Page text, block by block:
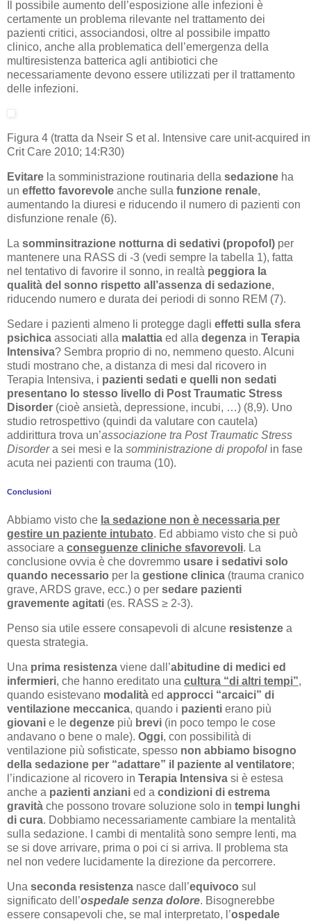
Il possibile aumento dell’esposizione alle infezioni è
certamente un problema rilevante nel trattamento dei
pazienti critici, associandosi, oltre al possibile impatto
clinico, anche alla problematica dell’emergenza della
multiresistenza batterica agli antibiotici che
necessariamente devono essere utilizzati per il trattamento
delle infezioni.
Figura 4 (tratta da Nseir S et al. Intensive care unit-acquired
Crit Care 2010; 14:R30)
Evitare la somministrazione routinaria della sedazione ha
un effetto favorevole anche sulla funzione renale,
aumentando la diuresi e riducendo il numero di pazienti con
disfunzione renale (6).
La somminsitrazione notturna di sedativi (propofol) per
mantenere una RASS di -3 (vedi sempre la tabella 1), fatta
nel tentativo di favorire il sonno, in realtà peggiora la
qualità del sonno rispetto all’assenza di sedazione,
riducendo numero e durata dei periodi di sonno REM (7).
Sedare i pazienti almeno li protegge dagli effetti sulla sfera
psichica associati alla malattia ed alla degenza in Terapia
Intensiva? Sembra proprio di no, nemmeno questo. Alcuni
studi mostrano che, a distanza di mesi dal ricovero in
Terapia Intensiva, i pazienti sedati e quelli non sedati
presentano lo stesso livello di Post Traumatic Stress
Disorder (cioè ansietà, depressione, incubi, …) (8,9). Uno
studio retrospettivo (quindi da valutare con cautela)
addirittura trova un’associazione tra Post Traumatic Stress
Disordera sei mesi e la somministrazione di propofol in fase
acuta nei pazienti con trauma (10).
Conclusioni
Abbiamo visto che la sedazione non è necessaria per
gestire un paziente intubato. Ed abbiamo visto che si può
associare a conseguenze cliniche sfavorevoli. La
conclusione ovvia è che dovremmo usare i sedativi solo
quando necessario per la gestione clinica (trauma cranico
grave, ARDS grave, ecc.) o per sedare pazienti
gravemente agitati (es. RASS ≥ 2-3).
Penso sia utile essere consapevoli di alcune resistenze a
questa strategia.
Una prima resistenza viene dall’abitudine di medici ed
infermieri, che hanno ereditato una cultura “di altri tempi”,
quando esistevano modalità ed approcci “arcaici” di
ventilazione meccanica, quando i pazienti erano più
giovani e le degenze più brevi (in poco tempo le cose
andavano o bene o male). Oggi, con possibilità di
ventilazione più sofisticate, spesso non abbiamo bisogno
della sedazione per “adattare” il paziente al ventilatore;
l’indicazione al ricovero in Terapia Intensiva si è estesa
anche a pazienti anziani ed a condizioni di estrema
gravità che possono trovare soluzione solo in tempi lunghi
di cura. Dobbiamo necessariamente cambiare la mentalità
sulla sedazione. I cambi di mentalità sono sempre lenti, ma
se si dove arrivare, prima o poi ci si arriva. Il problema sta
nel non vedere lucidamente la direzione da percorrere.
Una seconda resistenza nasce dall’equivoco sul
significato dell’ospedale senza dolore. Bisognerebbe
essere consapevoli che, se mal interpretato, l’ospedale